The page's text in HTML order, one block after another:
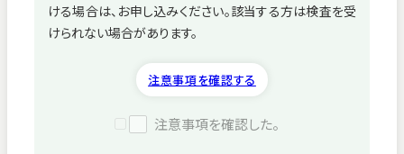
病院紹介
ける場合は、お申し込みください。該当する方は検査を受
けられない場合があります。
注意事項を確認する
注意事項を確認した。